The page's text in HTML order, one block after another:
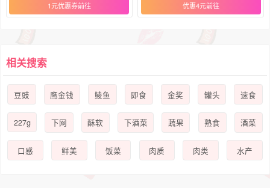
1元优惠券 优惠4元
相关搜索
豆豉 鹰金钱 鲮鱼 即食 金奖 罐头 速食
227g 下网 酥软 下酒菜 蔬果 熟食 酒菜
口感 鲜美 饭菜 肉质 肉类 水产